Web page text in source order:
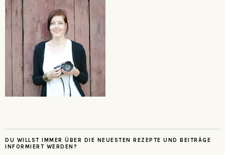
DU WILLST IMMER ÜBER DIE NEUESTEN REZEPTE UND BEITRÄGE
INFORMIERT WERDEN?